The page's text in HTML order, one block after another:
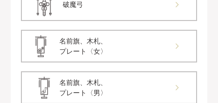
破魔弓
名前旗、木札、
プレート〈女〉
名前旗、木札、
プレート〈男〉